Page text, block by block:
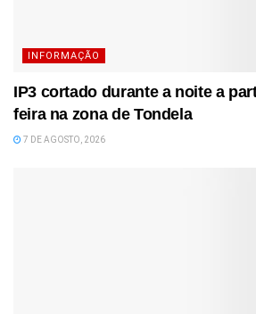
INFORMAÇÃO
IP3 cortado durante a noite a
feira na zona de Tondela
7 DE AGOSTO, 2026